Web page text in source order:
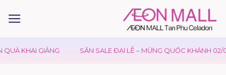
KHAI GIẢNG SĂN SALE ĐẠI LỄ – MỪNG QUỐC KHÁNH 02/09